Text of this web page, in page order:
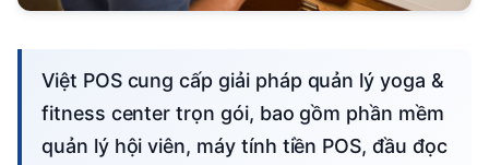
Việt POS cung cấp giải pháp quản lý yoga &
fitness center trọn gói, bao gồm phần mềm
quản lý hội viên, máy tính tiền POS, đầu đọc